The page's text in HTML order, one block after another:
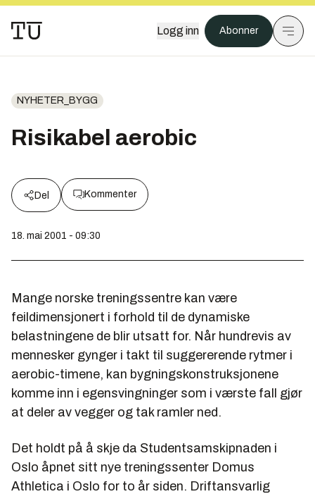
Logg inn Abonner
NYHETER_BYGG
Risikabel aerobic
Del Kommenter
18. mai 2001 - 09:30
Mange norske treningssentre kan være
feildimensjonert i forhold til de dynamiske
belastningene de blir utsatt for. Når hundrevis av
mennesker gynger i takt til suggererende rytmer i
aerobic-timene, kan bygningskonstruksjonene
komme inn i egensvingninger som i værste fall gjør
at deler av vegger og tak ramler ned.
Det holdt på å skje da Studentsamskipnaden i
Oslo åpnet sitt nye treningssenter Domus
Athletica i Oslo for to år siden. Driftansvarlig